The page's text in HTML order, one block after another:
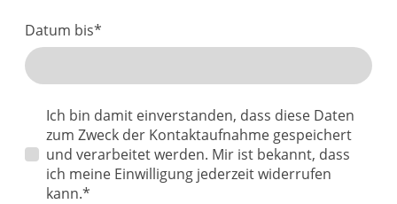
Datum bis*
Ich bin damit einverstanden, dass diese Daten
zum Zweck der Kontaktaufnahme gespeichert
und verarbeitet werden. Mir ist bekannt, dass
ich meine Einwilligung jederzeit widerrufen
kann.*